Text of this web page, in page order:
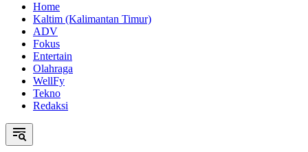
Home
Kaltim (Kalimantan Timur)
ADV
Fokus
Entertain
Olahraga
WellFy
Tekno
Redaksi